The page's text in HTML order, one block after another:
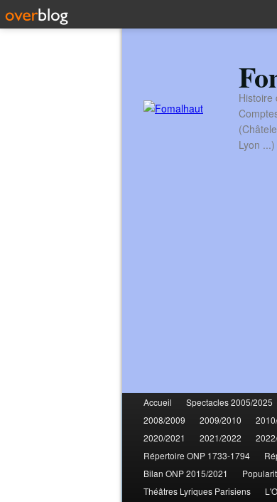
Histoire
Lyon
Accueil Spectacles 2005/2025
2008/2009
2009/2010
2020/2021
2021/2022
Répertoire ONP 1733-1794
Bilan ONP 2015/2021
Théâtres Lyriques Parisiens